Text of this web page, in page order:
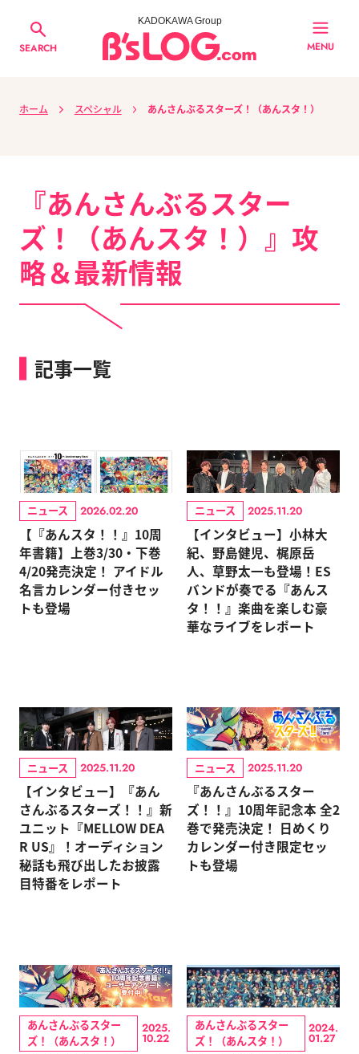
SEARCH
KADOKAWA Group
MENU
ホーム スペシャル あんさんぶるスターズ！（あんスタ！）
『あんさんぶるスター
ズ！（あんスタ！）』攻
略＆最新情報
記事一覧
ニュース 2026.02.20
【『あんスタ！！』10周
年書籍】上巻3/30・下巻
4/20発売決定！ アイドル
名言カレンダー付きセッ
トも登場
ニュース 2025.11.20
【インタビュー】小林大
紀、野島健児、梶原岳
人、草野太一も登場！ES
バンドが奏でる『あんス
タ！！』楽曲を楽しむ豪
華なライブをレポート
ニュース 2025.11.20
【インタビュー】『あん
さんぶるスターズ！！』新
ユニット『MELLOW DEA
R US』！オーディション
秘話も飛び出したお披露
目特番をレポート
ニュース 2025.11.20
『あんさんぶるスター
ズ！！』10周年記念本 全2
巻で発売決定！ 日めくり
カレンダー付き限定セッ
トも登場
あんさんぶるスター
ズ！（あんスタ！）
2025.
10.22
あんさんぶるスター
ズ！（あんスタ！）
2024.
01.27